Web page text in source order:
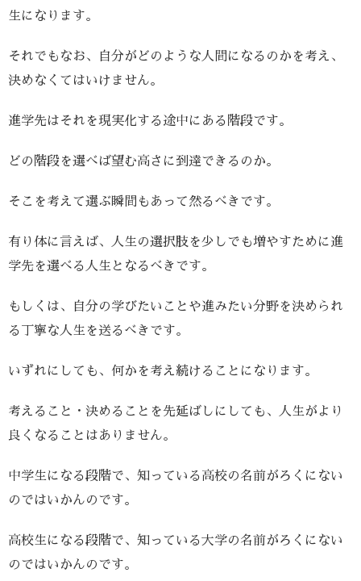
生になります。
それでもなお、自分がどのような人間になるのかを考え、
決めなくてはいけません。
進学先はそれを現実化する途中にある階段です。
どの階段を選べば望む高さに到達できるのか。
そこを考えて選ぶ瞬間もあって然るべきです。
有り体に言えば、人生の選択肢を少しでも増やすために進
学先を選べる人生となるべきです。
もしくは、自分の学びたいことや進みたい分野を決められ
る丁寧な人生を送るべきです。
いずれにしても、何かを考え続けることになります。
考えること・決めることを先延ばしにしても、人生がより
良くなることはありません。
中学生になる段階で、知っている高校の名前がろくにない
のではいかんのです。
高校生になる段階で、知っている大学の名前がろくにない
のではいかんのです。